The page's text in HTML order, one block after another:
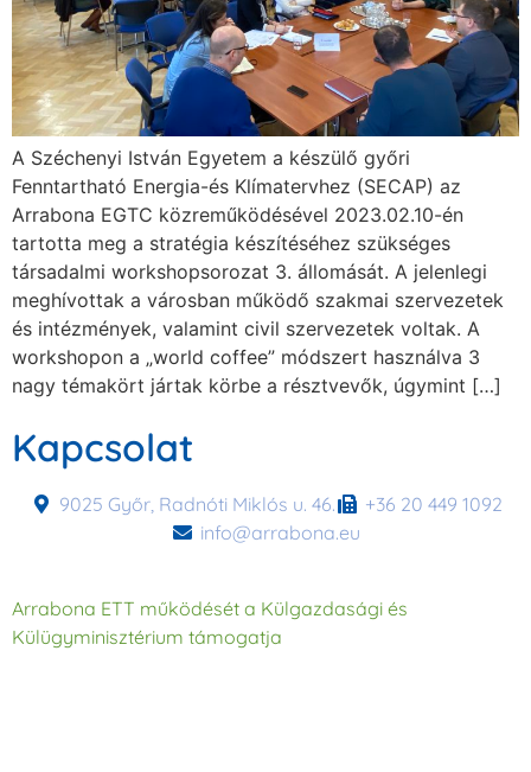
A Széchenyi István Egyetem a készülő győri
Fenntartható Energia-és Klímatervhez (SECAP) az
Arrabona EGTC közreműködésével 2023.02.10-én
tartotta meg a stratégia készítéséhez szükséges
társadalmi workshopsorozat 3. állomását. A jelenlegi
meghívottak a városban működő szakmai szervezetek
és intézmények, valamint civil szervezetek voltak. A
workshopon a „world coffee” módszert használva 3
nagy témakört jártak körbe a résztvevők, úgymint […]
Kapcsolat
9025 Győr, Radnóti Miklós u. 46.
+36 20 449 1092
info@arrabona.eu
Arrabona ETT működését a Külgazdasági és
Külügyminisztérium támogatja